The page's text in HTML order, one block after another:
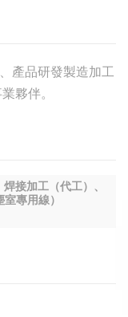
產品研發製造加工
夥伴。
接加工（代工）、
專用線）